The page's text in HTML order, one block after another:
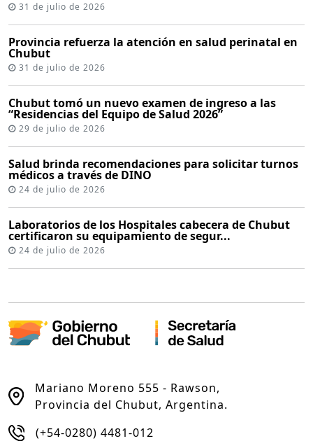
31 de julio de 2026
Provincia refuerza la atención en salud perinatal en
Chubut
31 de julio de 2026
Chubut tomó un nuevo examen de ingreso a las
“Residencias del Equipo de Salud 2026”
29 de julio de 2026
Salud brinda recomendaciones para solicitar turnos
médicos a través de DINO
24 de julio de 2026
Laboratorios de los Hospitales cabecera de Chubut
certificaron su equipamiento de segur...
24 de julio de 2026
Mariano Moreno 555 - Rawson,
Provincia del Chubut, Argentina.
(+54-0280) 4481-012